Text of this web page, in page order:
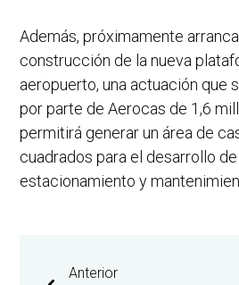
Además, próximamente
construcción de la nueva
aeropuerto, una actuación que
por parte de Aerocas de 1,6
permitirá generar un área de
cuadrados para el desarrollo
estacionamiento y
Anterior